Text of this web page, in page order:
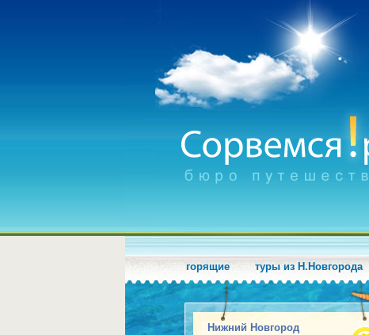
горящие туры из Н.Новгорода
Нижний Новгород